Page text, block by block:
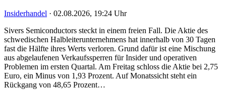
Insiderhandel · 02.08.2026, 19:24 Uhr
Sivers Semiconductors steckt in einem freien Fall. Die Aktie des
schwedischen Halbleiterunternehmens hat innerhalb von 30 Tagen
fast die Hälfte ihres Werts verloren. Grund dafür ist eine Mischung
aus abgelaufenen Verkaufssperren für Insider und operativen
Problemen im ersten Quartal. Am Freitag schloss die Aktie bei 2,75
Euro, ein Minus von 1,93 Prozent. Auf Monatssicht steht ein
Rückgang von 48,65 Prozent…